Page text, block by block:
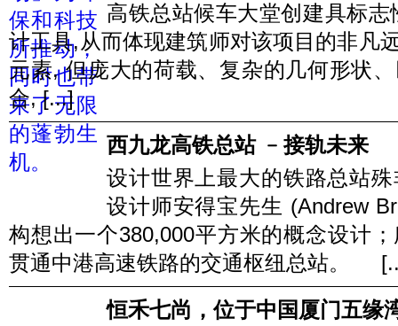
高铁总站候车大堂创建具标
计工具,从而体现建筑师对该项目的非凡
元素, 但庞大的荷载、复杂的几何形状
合, [...]
西九龙高铁总站 ﹣接轨未来
设计世界上最大的铁路总站
设计师安得宝先生 (Andrew
构想出一个380,000平方米的概念设计
贯通中港高速铁路的交通枢纽总站。
恒禾七尚，位于中国厦门五缘